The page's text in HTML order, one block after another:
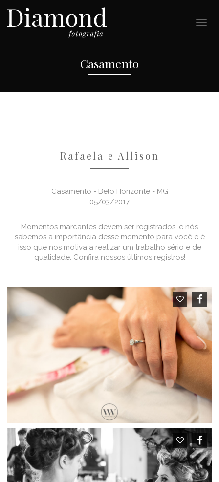
Casamento
Rafaela e Allison
Casamento - Belo Horizonte - MG
05/03/2017
Momentos marcantes devem ser registrados, e nós
sabemos a importância desse momento para você e é
isso que nos motiva a realizar um trabalho sério e de
qualidade. Confira nossos últimos registros!